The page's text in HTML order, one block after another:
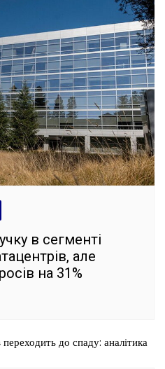
в сегменті
але
на 31%